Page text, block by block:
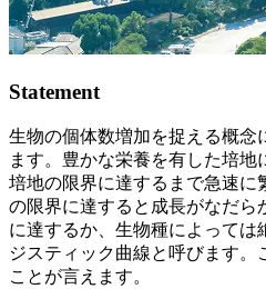
Statement
生物の個体数増加を捉える概念
ます。豊かな栄養を有した培
培地の限界に達するまで急速に
の限界に達すると成長がなだら
に達するか、生物種によっては
ジスティック曲線と呼びます。
ことが言えます。